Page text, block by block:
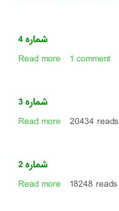
شماره 4
Read more about
1 comment
شماره 3
Read more about
20434 reads
شماره 2
Read more about
18248 reads